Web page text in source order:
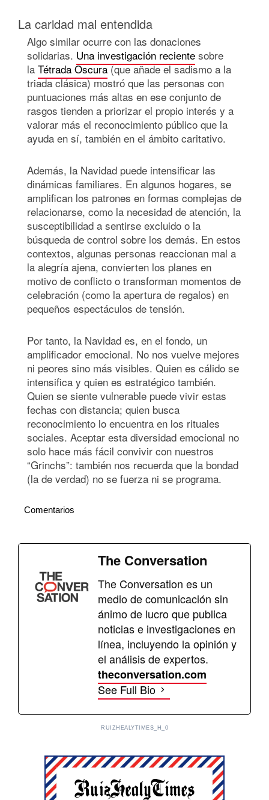
La caridad mal entendida
Algo similar ocurre con las donaciones
solidarias. Una investigación reciente sobre
la Tétrada Oscura(que añade el sadismo a la
triada clásica) mostró que las personas con
puntuaciones más altas en ese conjunto de
rasgos tienden a priorizar el propio interés y a
valorar más el reconocimiento público que la
ayuda en sí, también en el ámbito caritativo.
Además, la Navidad puede intensificar las
dinámicas familiares. En algunos hogares, se
amplifican los patrones en formas complejas de
relacionarse, como la necesidad de atención, la
susceptibilidad a sentirse excluido o la
búsqueda de control sobre los demás. En estos
contextos, algunas personas reaccionan mal a
la alegría ajena, convierten los planes en
motivo de conflicto o transforman momentos de
celebración (como la apertura de regalos) en
pequeños espectáculos de tensión.
Por tanto, la Navidad es, en el fondo, un
amplificador emocional. No nos vuelve mejores
ni peores sino más visibles. Quien es cálido se
intensifica y quien es estratégico también.
Quien se siente vulnerable puede vivir estas
fechas con distancia; quien busca
reconocimiento lo encuentra en los rituales
sociales. Aceptar esta diversidad emocional no
solo hace más fácil convivir con nuestros
“Grinchs”: también nos recuerda que la bondad
(la de verdad) no se fuerza ni se programa.
Comentarios
The Conversation
The Conversation es un
medio de comunicación sin
ánimo de lucro que publica
noticias e investigaciones en
línea, incluyendo la opinión y
el análisis de expertos.
theconversation.com
See Full Bio
RUIZHEALYTIMES_H_0